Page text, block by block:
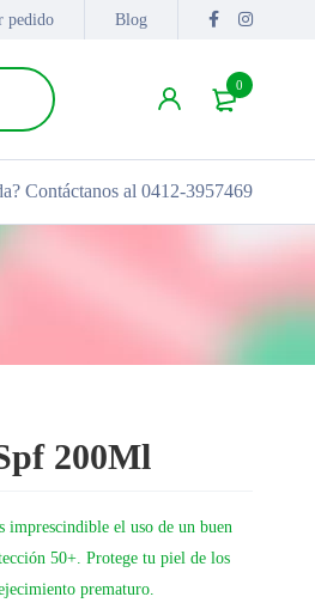
pedido Blog
0
Contáctanos al 0412-3957469
200Ml
imprescindible el uso de un buen
50+. Protege tu piel de los
prematuro.